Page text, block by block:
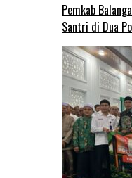
Pemkab
Santri di Dua